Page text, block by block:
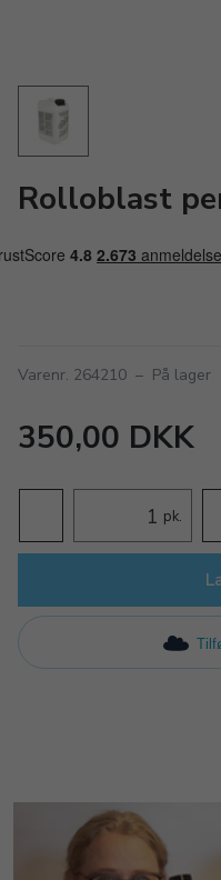
Rolloblast
Varenr. 264210 – På lager
350,00 DKK
pk.